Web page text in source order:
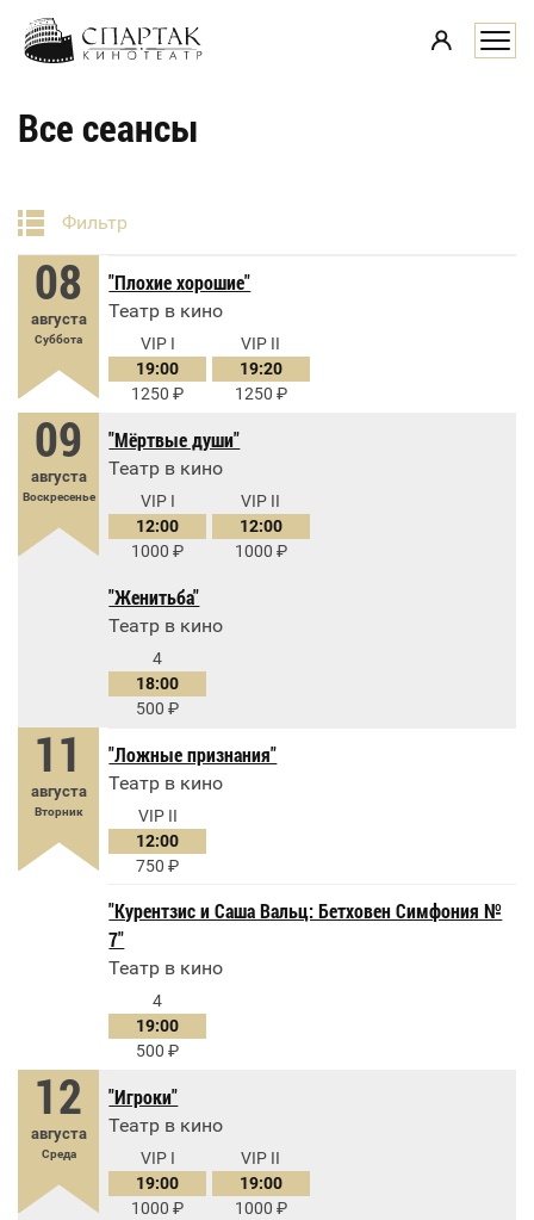
i
Все сеансы
Фильтр
08
августа
Суббота
"Плохие хорошие"
Театр в кино
VIP I
19:00
1250
VIP II
19:20
1250
09
августа
Воскресенье
"Мёртвые души"
Театр в кино
VIP I
12:00
1000
VIP II
12:00
1000
"Женитьба"
Театр в кино
4
18:00
500
11
августа
Вторник
"Ложные признания"
Театр в кино
VIP II
12:00
750
"Курентзис и Саша Вальц: Бетховен Симфония №
7"
Театр в кино
4
19:00
500
12
августа
Среда
"Игроки"
Театр в кино
VIP I
19:00
1000
VIP II
19:00
1000